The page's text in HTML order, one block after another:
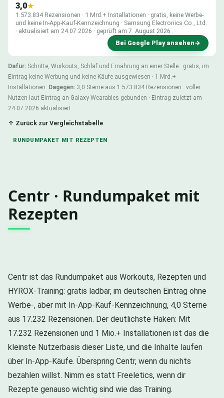
3,0★
1.573.834 Rezensionen · 1 Mrd.+ Installationen · gratis, keine Werbe-
und keine In-App-Kauf-Kennzeichnung · Samsung Electronics Co., Ltd.
· aktualisiert am 24.07.2026 · geprüft am 7. August 2026
Bei Google Play ansehen→
Dafür: Schritte, Workouts, Schlaf und Ernährung an einer Stelle · gratis, im
Eintrag keine Werbung und keine Käufe ausgewiesen · 1 Mrd.+
Installationen. Dagegen: 3,0 Sterne aus 1.573.834 Rezensionen · voller
Nutzen laut Eintrag an Galaxy-Wearables gebunden · Eintrag zuletzt am
24.07.2026 aktualisiert.
↑ Zurück zur Vergleichstabelle
RUNDUMPAKET MIT REZEPTEN
Centr · Rundumpaket mit
Rezepten
Centr ist das Rundumpaket aus Workouts, Rezepten und
HYROX-Training: gratis ladbar, im deutschen Eintrag ohne
Werbe-, aber mit In-App-Kauf-Kennzeichnung, 4,0 Sterne
aus 17.232 Rezensionen. Der deutlichste Haken: Mit
17.232 Rezensionen und 1 Mio.+ Installationen ist das die
kleinste Nutzerbasis dieser Liste, und die Inhalte laufen
über In-App-Käufe. Überspring Centr, wenn du nichts
bezahlen willst. Nimm es statt Freeletics, wenn dir
Rezepte genauso wichtig sind wie das Training.